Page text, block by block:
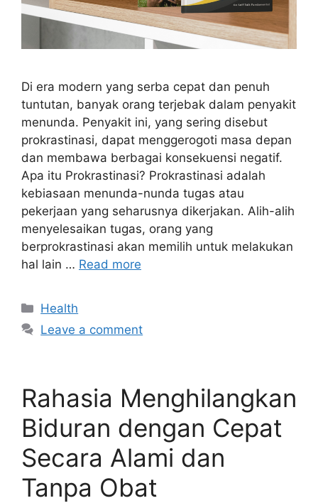
Di era modern yang serba cepat dan penuh
tuntutan, banyak orang terjebak dalam penyakit
menunda. Penyakit ini, yang sering disebut
prokrastinasi, dapat menggerogoti masa depan
dan membawa berbagai konsekuensi negatif.
Apa itu Prokrastinasi? Prokrastinasi adalah
kebiasaan menunda-nunda tugas atau
pekerjaan yang seharusnya dikerjakan. Alih-alih
menyelesaikan tugas, orang yang
berprokrastinasi akan memilih untuk melakukan
hal lain … Read more
Categories
Health
Leave a comment
Rahasia Menghilangkan
Biduran dengan Cepat
Secara Alami dan
Tanpa Obat